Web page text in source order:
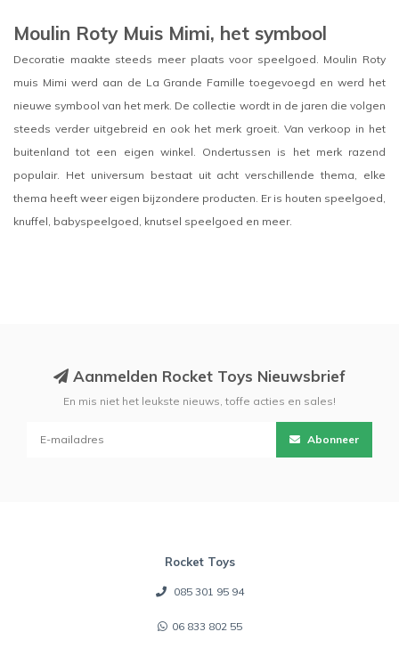
Moulin Roty Muis Mimi, het symbool
Decoratie maakte steeds meer plaats voor speelgoed. Moulin Roty
muis Mimi werd aan de La Grande Famille toegevoegd en werd het
nieuwe symbool van het merk. De collectie wordt in de jaren die volgen
steeds verder uitgebreid en ook het merk groeit. Van verkoop in het
buitenland tot een eigen winkel. Ondertussen is het merk razend
populair. Het universum bestaat uit acht verschillende thema, elke
thema heeft weer eigen bijzondere producten. Er is houten speelgoed,
knuffel, babyspeelgoed, knutsel speelgoed en meer.
Aanmelden Rocket Toys Nieuwsbrief
En mis niet het leukste nieuws, toffe acties en sales!
Abonneer
Rocket Toys
085 301 95 94
06 833 802 55